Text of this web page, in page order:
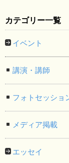
カテゴリー一覧
イベント
講演・講師
フォトセッショ
メディア掲載
エッセイ